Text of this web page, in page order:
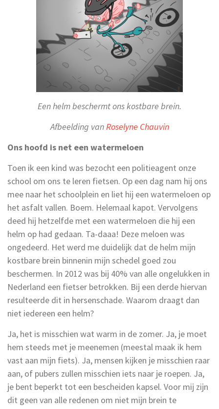
Een helm beschermt ons kostbare brein.
Afbeelding van Roselyne Chauvin
Ons hoofd is net een watermeloen
Toen ik een kind was bezocht een politieagent onze
school om ons te leren fietsen. Op een dag nam hij ons
mee naar het schoolplein en liet hij een watermeloen op
het asfalt vallen. Boem. Helemaal kapot. Vervolgens
deed hij hetzelfde met een watermeloen die hij een
helm op had gedaan. Ta-daaa! Deze meloen was
ongedeerd. Het werd me duidelijk dat de helm mijn
kostbare brein binnenin mijn schedel goed zou
beschermen. In 2012 was bij 40% van alle ongelukken in
Nederland een fietser betrokken. Bij een derde hiervan
resulteerde dit in hersenschade. Waarom draagt dan
niet iedereen een helm?
Ja, het is misschien wat warm in de zomer. Ja, je moet
hem steeds met je meenemen (meestal maak ik hem
vast aan mijn fiets). Ja, mensen kijken je misschien raar
aan, of pubers zullen misschien iets naar je roepen. Ja,
je bent beperkt tot een bescheiden kapsel. Voor mij zijn
dit geen van alle redenen om niet mijn brein te